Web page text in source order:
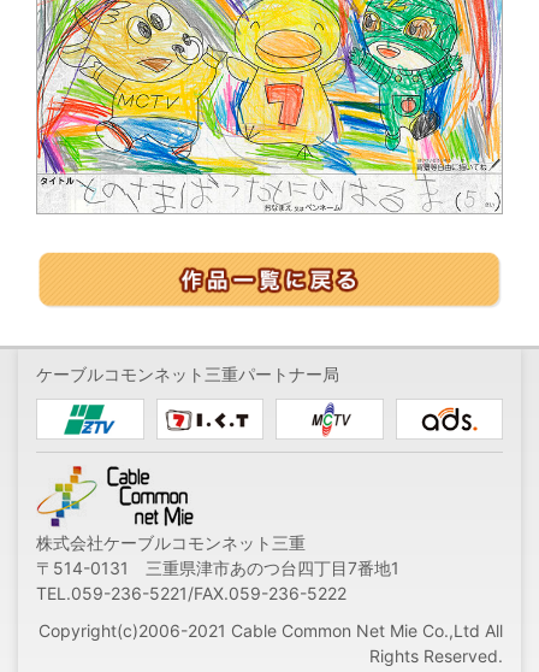
ケーブルコモンネット三重パートナー局
株式会社ケーブルコモンネット三重
〒514-0131 三重県津市あのつ台四丁目7番地1
TEL.059-236-5221/FAX.059-236-5222
Copyright(c)2006-2021 Cable Common Net Mie Co.,Ltd All
Rights Reserved.